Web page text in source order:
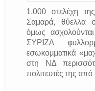
1.000 στελέχη
Σαμαρά, θύελλα
όμως
ΣΥΡΙΖΑ
εσωκομματικά
στη ΝΔ
πολιτευτές της